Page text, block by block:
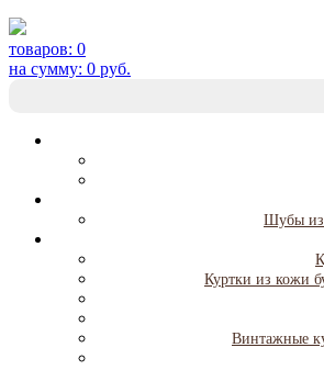
товаров: 0
на сумму: 0 руб.
Шубы из
Куртки из кожи
Винтажные